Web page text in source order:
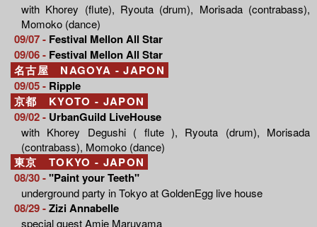
with Khorey (flute), Ryouta (drum), Morisada (contrabass),
Momoko (dance)
09/07 - Festival Mellon All Star
09/06 - Festival Mellon All Star
名古屋 NAGOYA - JAPON
09/05 - Ripple
京都 KYOTO - JAPON
09/02 - UrbanGuild LiveHouse
with Khorey Degushi ( flute ), Ryouta (drum), Morisada
(contrabass), Momoko (dance)
東京 TOKYO - JAPON
08/30 -"Paint your Teeth"
underground party in Tokyo at GoldenEgg live house
08/29 -Zizi Annabelle
special guest Amie Maruyama